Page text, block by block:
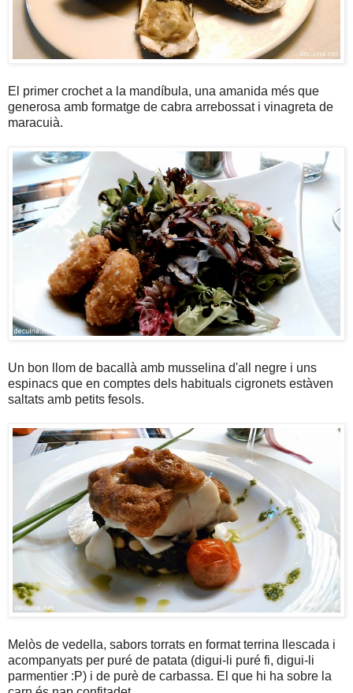
El primer crochet a la mandíbula, una amanida més que
generosa amb formatge de cabra arrebossat i vinagreta de
maracuià.
Un bon llom de bacallà amb musselina d'all negre i uns
espinacs que en comptes dels habituals cigronets estàven
saltats amb petits fesols.
Melòs de vedella, sabors torrats en format terrina llescada i
acompanyats per puré de patata (digui-li puré fi, digui-li
parmentier :P) i de purè de carbassa. El que hi ha sobre la